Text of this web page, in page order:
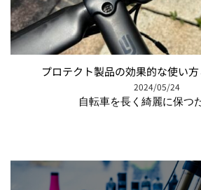
プロテクト製品の効果的な使い
2024/05/24
自転車を長く綺麗に保つ